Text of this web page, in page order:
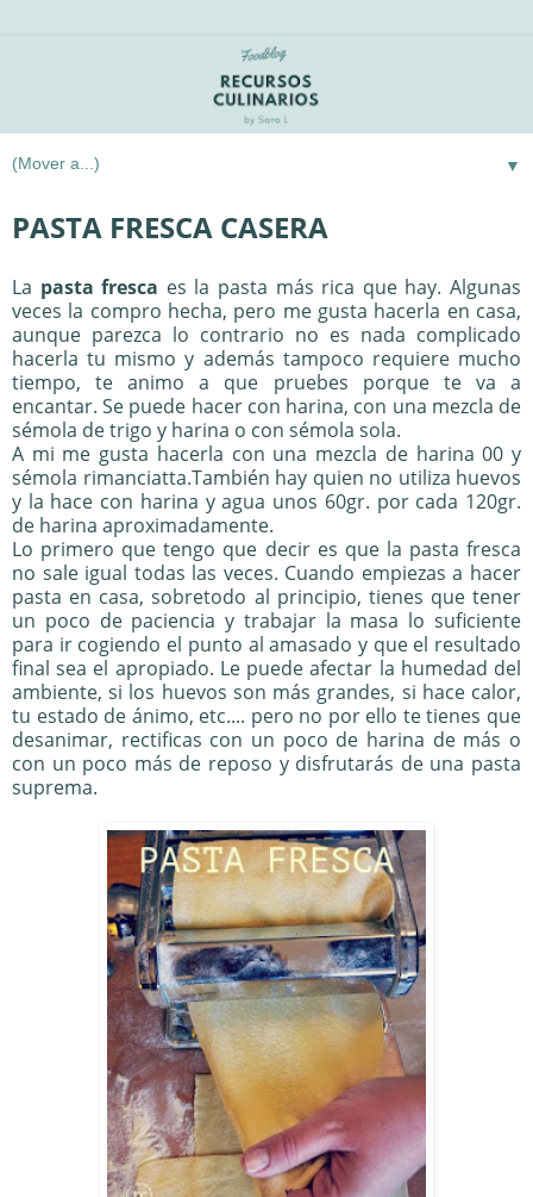
▼
PASTA FRESCA CASERA
La pasta fresca es la pasta más rica que hay. Algunas
veces la compro hecha, pero me gusta hacerla en casa,
aunque parezca lo contrario no es nada complicado
hacerla tu mismo y además tampoco requiere mucho
tiempo, te animo a que pruebes porque te va a
encantar. Se puede hacer con harina, con una mezcla de
sémola de trigo y harina o con sémola sola.
A mi me gusta hacerla con una mezcla de harina 00 y
sémola rimanciatta.También hay quien no utiliza huevos
y la hace con harina y agua unos 60gr. por cada 120gr.
de harina aproximadamente.
Lo primero que tengo que decir es que la pasta fresca
no sale igual todas las veces. Cuando empiezas a hacer
pasta en casa, sobretodo al principio, tienes que tener
un poco de paciencia y trabajar la masa lo suficiente
para ir cogiendo el punto al amasado y que el resultado
final sea el apropiado. Le puede afectar la humedad del
ambiente, si los huevos son más grandes, si hace calor,
tu estado de ánimo, etc.... pero no por ello te tienes que
desanimar, rectificas con un poco de harina de más o
con un poco más de reposo y disfrutarás de una pasta
suprema.